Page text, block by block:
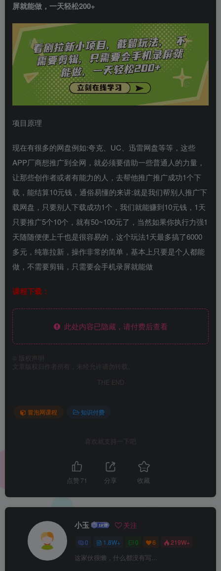
屏就能做，一天轻松200+
项目原理
现在有很多的网盘例如:夸克、UC、迅雷网盘等等，这些
APP厂商想推广到全网，就必须要借助一些普通人的力量，
让那些创作者或者有能力的人，去帮他推广推广成功1个下
载，能结算10元钱，通俗易懂的来讲:就是我们帮别人推广下
载网盘，只要别人下载成功1个，我们就能赚到10元钱，1天
只要推广5个10个，就有50~100元了，当然如果你执行力强1
天随随便便上千也是很容易的，这个玩法1天最多搞了6000
多元，纯靠拉新，操作非常的简单，基本上只要是个人都能
做，不需要剪辑，只需要会手机录屏就能做
课程下载：
此处内容已隐藏，请付费后查看
版权声明
文章版权归作者所有，未经允许请勿转载。
THE END
冒泡网课程 知识付费
喜欢就支持一下吧
点赞 71 分享 收藏
小玉 关注
0 1.8W+ 0 6 219W+
这家伙很懒，什么都没有写...